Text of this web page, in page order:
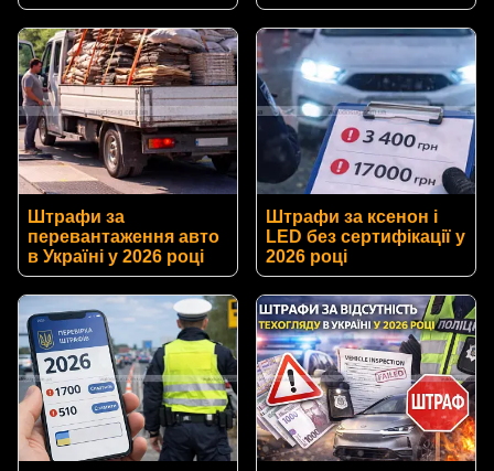
Штрафи за
перевантаження авто
в Україні у 2026 році
Штрафи за ксенон і
LED без сертифікації у
2026 році